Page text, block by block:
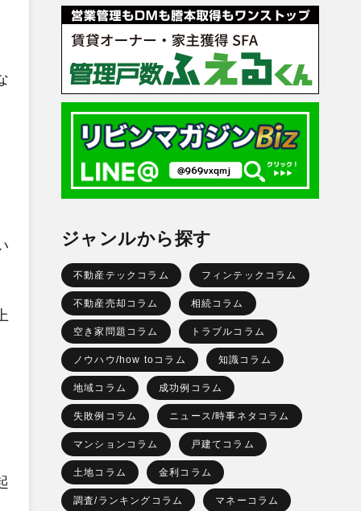
ジャンルから探す
不動産テックコラム フィンテックコラム
不動産売却コラム 相続コラム
空き家問題コラム トラブルコラム
ノウハウ/how toコラム 知識コラム
地域コラム 成功例コラム
失敗例コラム ニュース/時事ネタコラム
マンションコラム 戸建てコラム
土地コラム 金利コラム
調査/ランキングコラム マネーコラム